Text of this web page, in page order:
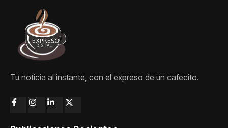
Tu noticia al instante, con el expreso de un cafecito.